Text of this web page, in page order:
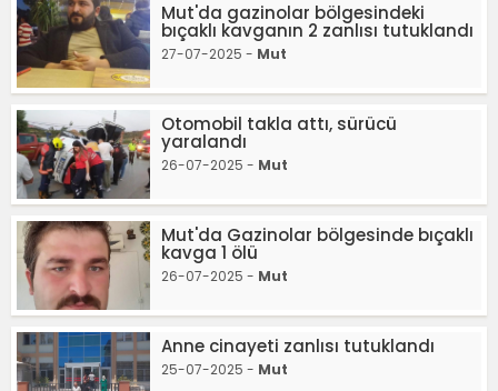
Mut'da gazinolar bölgesindeki
bıçaklı kavganın 2 zanlısı tutuklandı
27-07-2025 - Mut
Otomobil takla attı, sürücü
yaralandı
26-07-2025 - Mut
Mut'da Gazinolar bölgesinde bıçaklı
kavga 1 ölü
26-07-2025 - Mut
Anne cinayeti zanlısı tutuklandı
25-07-2025 - Mut